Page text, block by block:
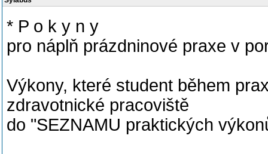
* P o k y n y
pro náplň prázdninové praxe v
Výkony, které student během
zdravotnické pracoviště
do "SEZNAMU praktických